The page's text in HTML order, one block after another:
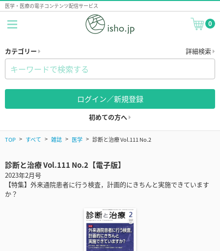
医学・医療の電子コンテンツ配信サービス
0
カテゴリー 詳細検索
ログイン／新規登録
初めての方へ
TOP すべて 雑誌 医学 診断と治療 Vol.111 No.2
診断と治療 Vol.111 No.2【電子版】
2023年2月号
【特集】外来通院患者に行う検査，計画的にきちんと実施できています
か？